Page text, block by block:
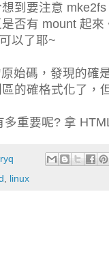
到要注意
否有 mount 起
以了耶~
始碼，發現的確
的確格式化了，
多重要呢? 拿
linux